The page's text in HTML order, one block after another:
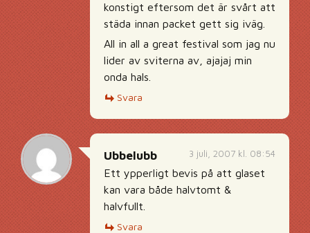
konstigt eftersom det är svårt att
städa innan packet gett sig iväg.
All in all a great festival som jag nu
lider av sviterna av, ajajaj min
onda hals.
Svara
3 juli, 2007 kl. 08:54
Ubbelubb
Ett ypperligt bevis på att glaset
kan vara både halvtomt &
halvfullt.
Svara